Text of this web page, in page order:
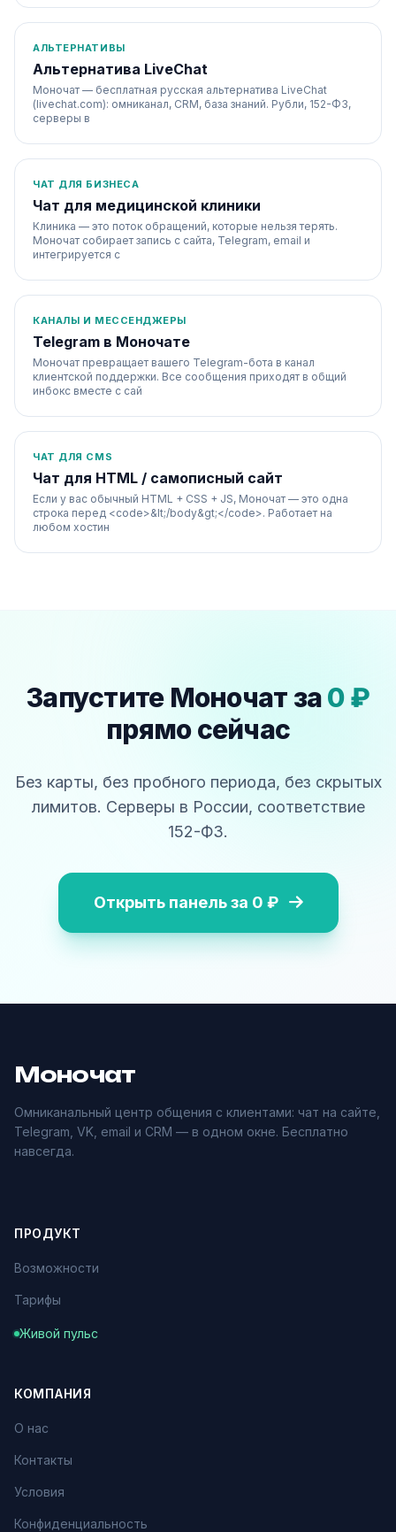
АЛЬТЕРНАТИВЫ
Альтернатива LiveChat
Моночат — бесплатная русская альтернатива LiveChat
(livechat.com): омниканал, CRM, база знаний. Рубли, 152-ФЗ,
серверы в
ЧАТ ДЛЯ БИЗНЕСА
Чат для медицинской клиники
Клиника — это поток обращений, которые нельзя терять.
Моночат собирает запись с сайта, Telegram, email и
интегрируется с
КАНАЛЫ И МЕССЕНДЖЕРЫ
Telegram в Моночате
Моночат превращает вашего Telegram-бота в канал
клиентской поддержки. Все сообщения приходят в общий
инбокс вместе с сай
ЧАТ ДЛЯ CMS
Чат для HTML / самописный сайт
Если у вас обычный HTML + CSS + JS, Моночат — это одна
строка перед <code>&lt;/body&gt;</code>. Работает на
любом хостин
Запустите Моночат за0 ₽
прямо сейчас
Без карты, без пробного периода, без скрытых
лимитов. Серверы в России, соответствие
152-ФЗ.
Открыть панель за 0 ₽
Моночат
Омниканальный центр общения с клиентами: чат на сайте,
Telegram, VK, email и CRM — в одном окне. Бесплатно
навсегда.
ПРОДУКТ
Возможности
Тарифы
Живой пульс
КОМПАНИЯ
О нас
Контакты
Условия
Конфиденциальность